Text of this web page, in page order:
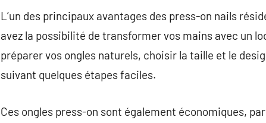
L’un des principaux avantages des press-on nails
avez la possibilité de transformer vos mains avec un
préparer vos ongles naturels, choisir la taille et le
suivant quelques étapes faciles.
Ces ongles press-on sont également économiques,